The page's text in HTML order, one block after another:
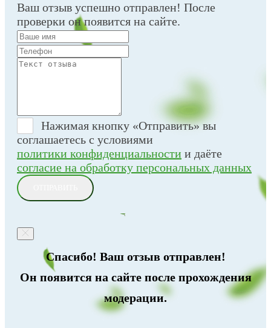
Ваш отзыв успешно отправлен! После
проверки он появится на сайте.
Нажимая кнопку «Отправить» вы
соглашаетесь с условиями
политики конфиденциальности и даёте
согласие на обработку персональных данных
Спасибо! Ваш отзыв отправлен!
Он появится на сайте после прохождения
модерации.